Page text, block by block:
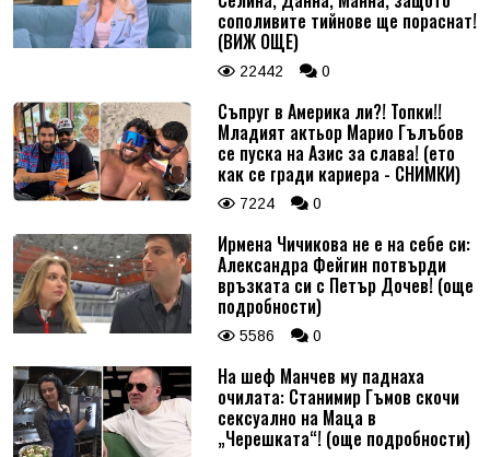
сополивите тийнове ще пораснат!
(ВИЖ ОЩЕ)
22442 0
Съпруг в Америка ли?! Топки!!
Младият актьор Марио Гълъбов
се пуска на Азис за слава! (ето
как се гради кариера - СНИМКИ)
7224 0
Ирмена Чичикова не е на себе си:
Александра Фейгин потвърди
връзката си с Петър Дочев! (още
подробности)
5586 0
На шеф Манчев му паднаха
очилата: Станимир Гъмов скочи
сексуално на Маца в
„Черешката“! (още подробности)